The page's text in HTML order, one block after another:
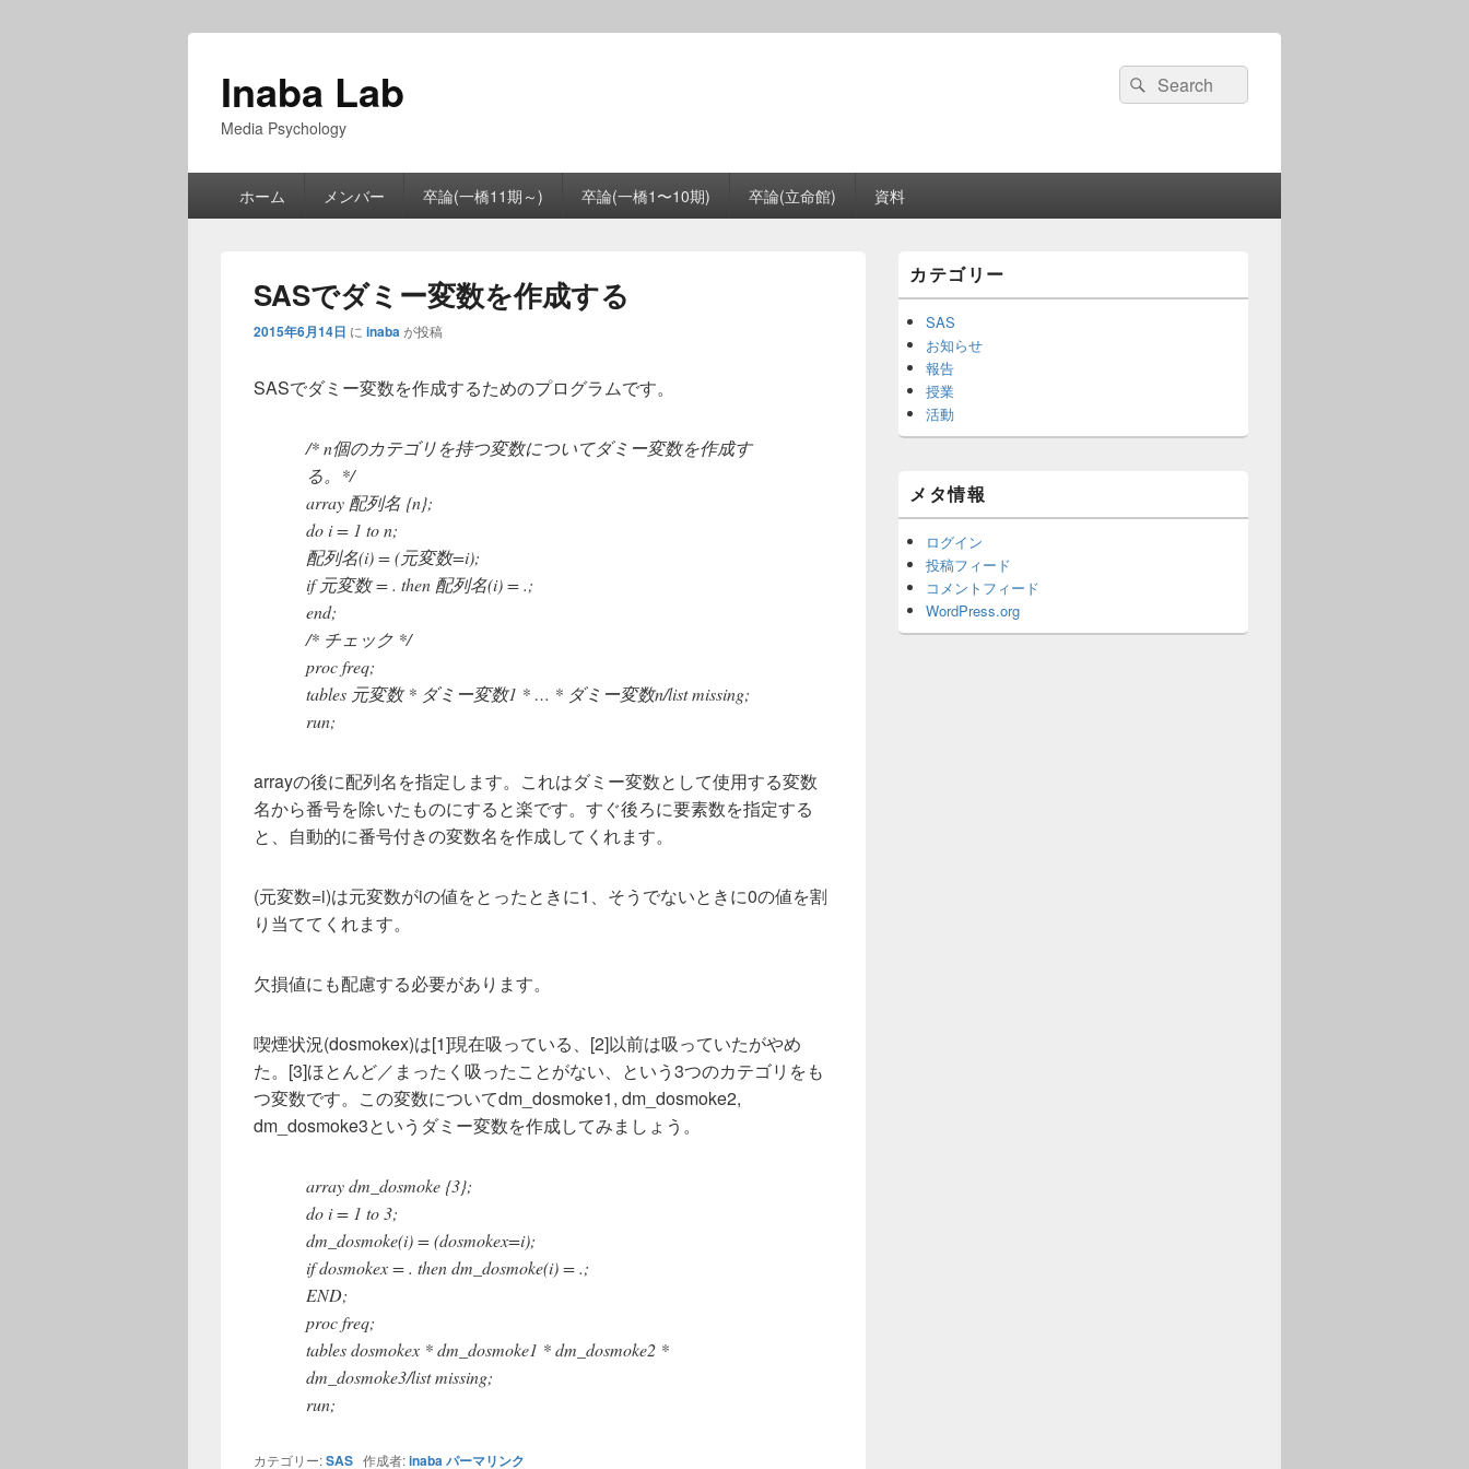
Inaba Lab
Media Psychology
検
索:
検
索
ホーム メンバー 卒論(一橋11期～) 卒論(一橋1〜10期) 卒論(立命館) 資料
SASでダミー変数を作成する
2015年6月14日 に inabaが投稿
SASでダミー変数を作成するためのプログラムです。
/* n個のカテゴリを持つ変数についてダミー変数を作成す
る。*/
array 配列名 {n};
do i = 1 to n;
配列名(i) = (元変数=i);
if 元変数 = . then 配列名(i) = .;
end;
/* チェック */
proc freq;
tables 元変数 * ダミー変数1 * … * ダミー変数n/list missing;
run;
arrayの後に配列名を指定します。これはダミー変数として使用する変数
名から番号を除いたものにすると楽です。すぐ後ろに要素数を指定する
と、自動的に番号付きの変数名を作成してくれます。
(元変数=i)は元変数がiの値をとったときに1、そうでないときに0の値を割
り当ててくれます。
欠損値にも配慮する必要があります。
喫煙状況(dosmokex)は[1]現在吸っている、[2]以前は吸っていたがやめ
た。[3]ほとんど／まったく吸ったことがない、という3つのカテゴリをも
つ変数です。この変数についてdm_dosmoke1, dm_dosmoke2,
dm_dosmoke3というダミー変数を作成してみましょう。
array dm_dosmoke {3};
do i = 1 to 3;
dm_dosmoke(i) = (dosmokex=i);
if dosmokex = . then dm_dosmoke(i) = .;
END;
proc freq;
tables dosmokex * dm_dosmoke1 * dm_dosmoke2 *
dm_dosmoke3/list missing;
run;
カテゴリー:SAS 作成者:inabaパーマリンク
イ
ン
サ
イ
バ
ー
ウ
ィ
ッ
ト
エ
ア
カテゴリー
SAS
お知らせ
報告
授業
活動
メタ情報
ログイン
投稿フィード
コメントフィード
WordPress.org